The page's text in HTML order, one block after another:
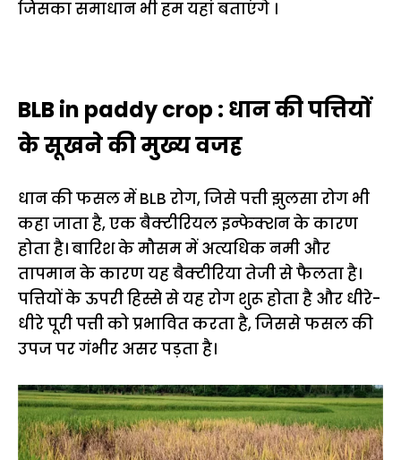
जिसका समाधान भी हम यहां बताएंगे ।
BLB in paddy crop : धान की पत्तियों
के सूखने की मुख्य वजह
धान की फसल में BLB रोग, जिसे पत्ती झुलसा रोग भी
कहा जाता है, एक बैक्टीरियल इन्फेक्शन के कारण
होता है। बारिश के मौसम में अत्यधिक नमी और
तापमान के कारण यह बैक्टीरिया तेजी से फैलता है।
पत्तियों के ऊपरी हिस्से से यह रोग शुरू होता है और धीरे-
धीरे पूरी पत्ती को प्रभावित करता है, जिससे फसल की
उपज पर गंभीर असर पड़ता है।